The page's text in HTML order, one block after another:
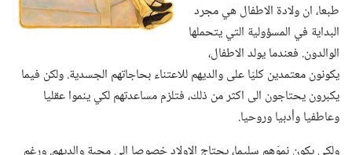
طبعا،‏ ان ولادة الاطفال هي مجرد
البداية في المسؤولية التي يتحملها
الوالدون.‏ فعندما يولد الاطفال،‏
يكونون معتمدين كليّا على والديهم للاعتناء بحاجاتهم الجسدية.‏ ولكن فيما
يكبرون يحتاجون الى اكثر من ذلك،‏ فتلزم مساعدتهم لكي ينموا عقليا
وعاطفيا وأدبيا وروحيا.‏